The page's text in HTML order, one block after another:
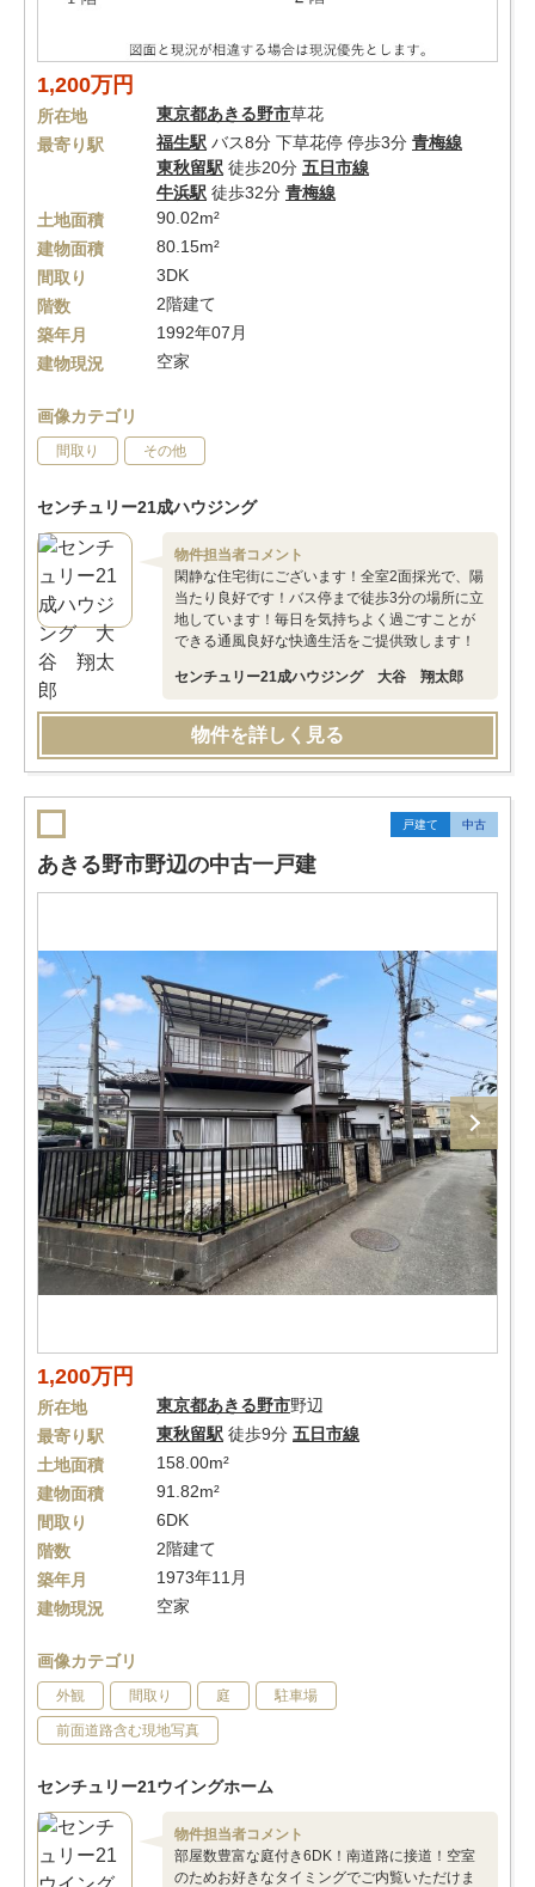
1,200万円
所在地 東京都あきる野市草花
最寄り駅
福生駅 バス8分 下草花停 停歩3分 青梅線
東秋留駅 徒歩20分 五日市線
牛浜駅 徒歩32分 青梅線
土地面積
90.02m²
建物面積
80.15m²
間取り
3DK
階数
2階建て
築年月
1992年07月
建物現況
空家
画像カテゴリ
間取り その他
センチュリー21成ハウジング
物件担当者コメント
閑静な住宅街にございます！全室2面採光で、陽
当たり良好です！バス停まで徒歩3分の場所に立
地しています！毎日を気持ちよく過ごすことが
できる通風良好な快適生活をご提供致します！
センチュリー21成ハウジング 大谷 翔太郎
物件を詳しく見る
戸建て 中古
あきる野市野辺の中古一戸建
1,200万円
所在地 東京都あきる野市野辺
最寄り駅
東秋留駅 徒歩9分 五日市線
土地面積
158.00m²
建物面積
91.82m²
間取り
6DK
階数
2階建て
築年月
1973年11月
建物現況
空家
画像カテゴリ
外観 間取り 庭 駐車場
前面道路含む現地写真
センチュリー21ウイングホーム
物件担当者コメント
部屋数豊富な庭付き6DK！南道路に接道！空室
のためお好きなタイミングでご内覧いただけま